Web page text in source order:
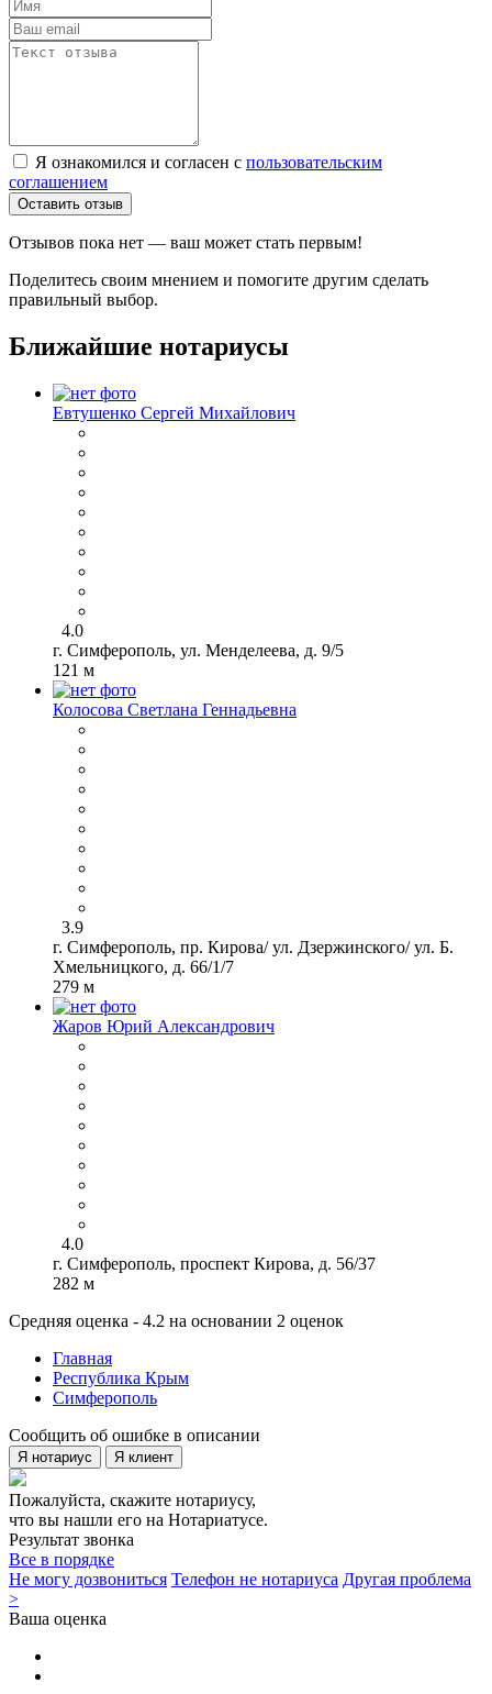
Я ознакомился и согласен с пользовательским
соглашением
Оставить отзыв
Отзывов пока нет — ваш может стать первым!
Поделитесь своим мнением и помогите другим сделать
правильный выбор.
Ближайшие нотариусы
Евтушенко Сергей Михайлович
4.0
г. Симферополь, ул. Менделеева, д. 9/5
121 м
Колосова Светлана Геннадьевна
3.9
г. Симферополь, пр. Кирова/ ул. Дзержинского/ ул. Б.
Хмельницкого, д. 66/1/7
279 м
Жаров Юрий Александрович
4.0
г. Симферополь, проспект Кирова, д. 56/37
282 м
Средняя оценка - 4.2 на основании 2 оценок
Главная
Республика Крым
Симферополь
Сообщить об ошибке в описании
Я нотариус Я клиент
Пожалуйста, скажите нотариусу,
что вы нашли его на Нотариатусе.
Результат звонка
Все в порядке
Не могу дозвониться Телефон не нотариуса Другая проблема
>
Ваша оценка